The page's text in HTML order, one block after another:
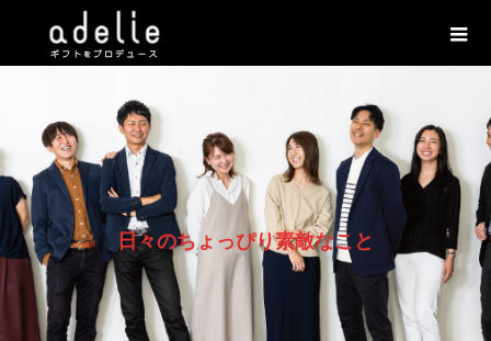
日々のちょ っぴり素敵なこ と